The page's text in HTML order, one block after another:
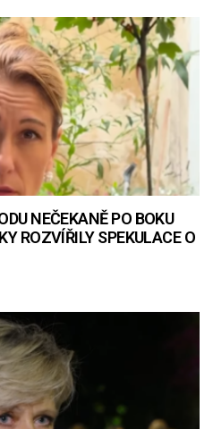
NEČEKANĚ PO BOKU
ROZVÍŘILY SPEKULACE O